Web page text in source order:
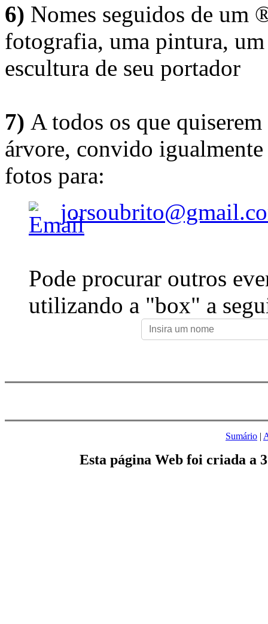
6) Nomes seguidos de um
fotografia, uma pintura,
escultura de seu portador
7) A todos os que
árvore, convido
fotos para:
Pode procurar outros
utilizando a "box" a
Sumário |
Esta página Web foi criada a